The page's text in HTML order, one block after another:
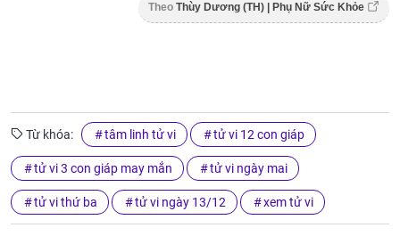
Theo Thùy Dương (TH) | Phụ Nữ Sức Khỏe
Từ khóa: tâm linh tử vi tử vi 12 con giáp
tử vi 3 con giáp may mắn tử vi ngày mai
tử vi thứ ba tử vi ngày 13/12 xem tử vi